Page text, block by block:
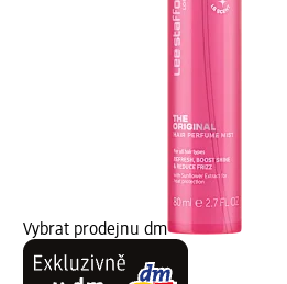
Vybrat prodejnu dm